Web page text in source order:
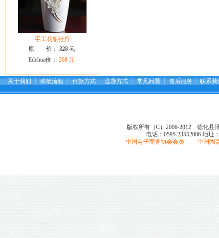
手工花瓶牡丹
原 价： 328 元
Edehua价： 268 元
关于我们 ┆ 购物流程 ┆ 付款方式 ┆ 送货方式 ┆ 常见问题 ┆ 售后服务 ┆ 联系我
版权所有（C）2006-2012 德化县
电话：0595-23552006 地址
中国电子商务协会会员 中国陶